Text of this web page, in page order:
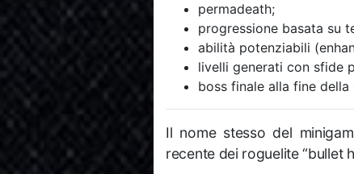
permadeath;
progressione basata su
abilità potenziabili
livelli generati con sfide
boss finale alla fine della
Il nome stesso del
recente dei roguelite “bullet